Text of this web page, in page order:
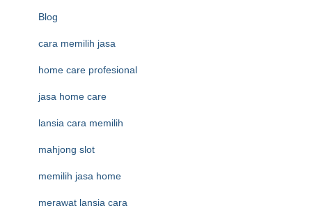
Blog
cara memilih jasa
home care profesional
jasa home care
lansia cara memilih
mahjong slot
memilih jasa home
merawat lansia cara